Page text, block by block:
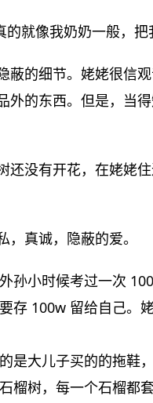
就像我奶奶一般，把
蔽的细节。姥姥很信
外的东西。但是，当
没有开花，在姥姥
真诚，隐蔽的爱。
孙小时候考过一次
存 100w 留给自己。
是大儿子买的的拖鞋
榴树，每一个石榴都